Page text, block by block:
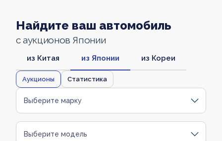
Найдите ваш автомобиль
с аукционов Японии
из Китая из Японии из Кореи
Аукционы Статистика
Выберите марку
Выберите модель